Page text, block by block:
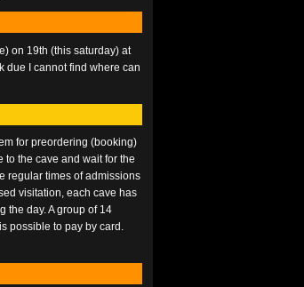
on 19th (this saturday) at
due I cannot find where can
for preordering (booking)
to the cave and wait for the
regular times of admissions
visitation, each cave has
the day. A group of 14
possible to pay by card.